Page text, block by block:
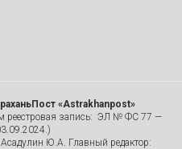
«Astrakhanpost»
реестровая запись: ЭЛ № ФС 77 —
Ю.А. Главный редактор: